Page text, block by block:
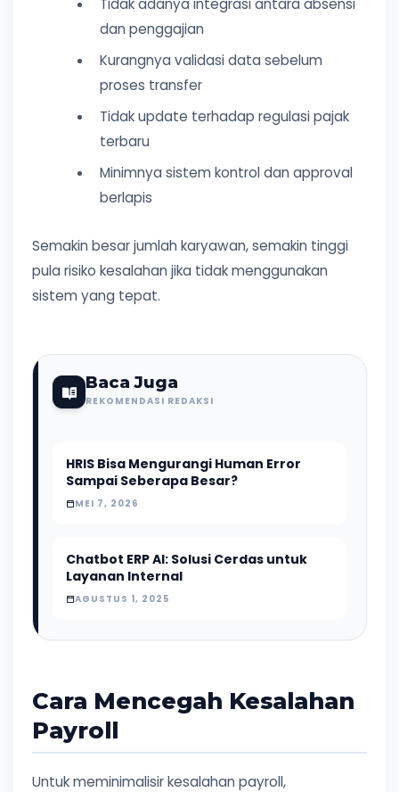
dan penggajian
Kurangnya validasi data sebelum
proses transfer
Tidak update terhadap regulasi pajak
terbaru
Minimnya sistem kontrol dan approval
berlapis
Semakin besar jumlah karyawan, semakin tinggi
pula risiko kesalahan jika tidak menggunakan
sistem yang tepat.
Baca Juga
REKOMENDASI REDAKSI
HRIS Bisa Mengurangi Human Error
Sampai Seberapa Besar?
MEI 7, 2026
Chatbot ERP AI: Solusi Cerdas untuk
Layanan Internal
AGUSTUS 1, 2025
Cara Mencegah Kesalahan
Payroll
Untuk meminimalisir kesalahan payroll,